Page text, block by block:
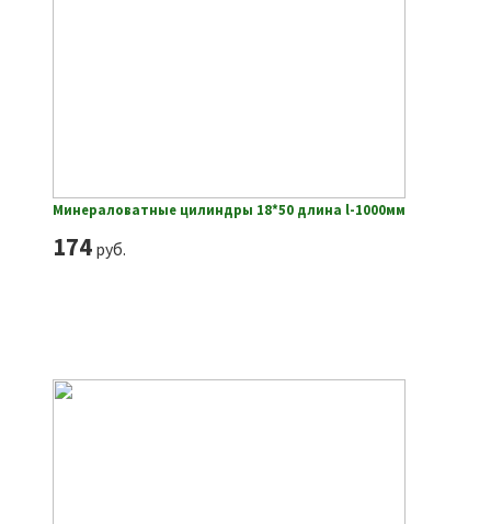
Минераловатные цилиндры 18*50 длина l-1000мм
174руб.